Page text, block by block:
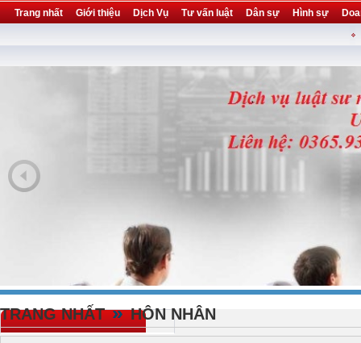
Trang nhất Giới thiệu Dịch Vụ Tư vấn luật Dân sự Hình sự
TRANG NHẤT » HÔN NHÂN